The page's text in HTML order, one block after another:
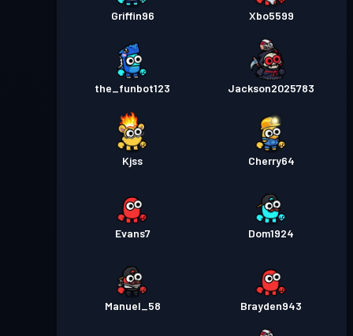
Griffin96 Xbo5599
the_funbot123 Jackson2025783
Kjss Cherry64
Evans7 Dom1924
Manuel_58 Brayden943